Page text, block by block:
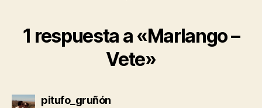
1 respuesta a «Marlango –
Vete»
pitufo_gruñóndice: